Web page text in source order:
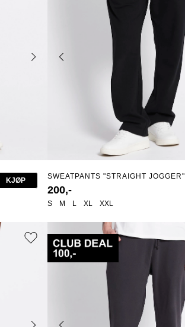
KJØP
S M L XL XXL
SWEATPANTS "STRAIGHT JOGGER"
200,-